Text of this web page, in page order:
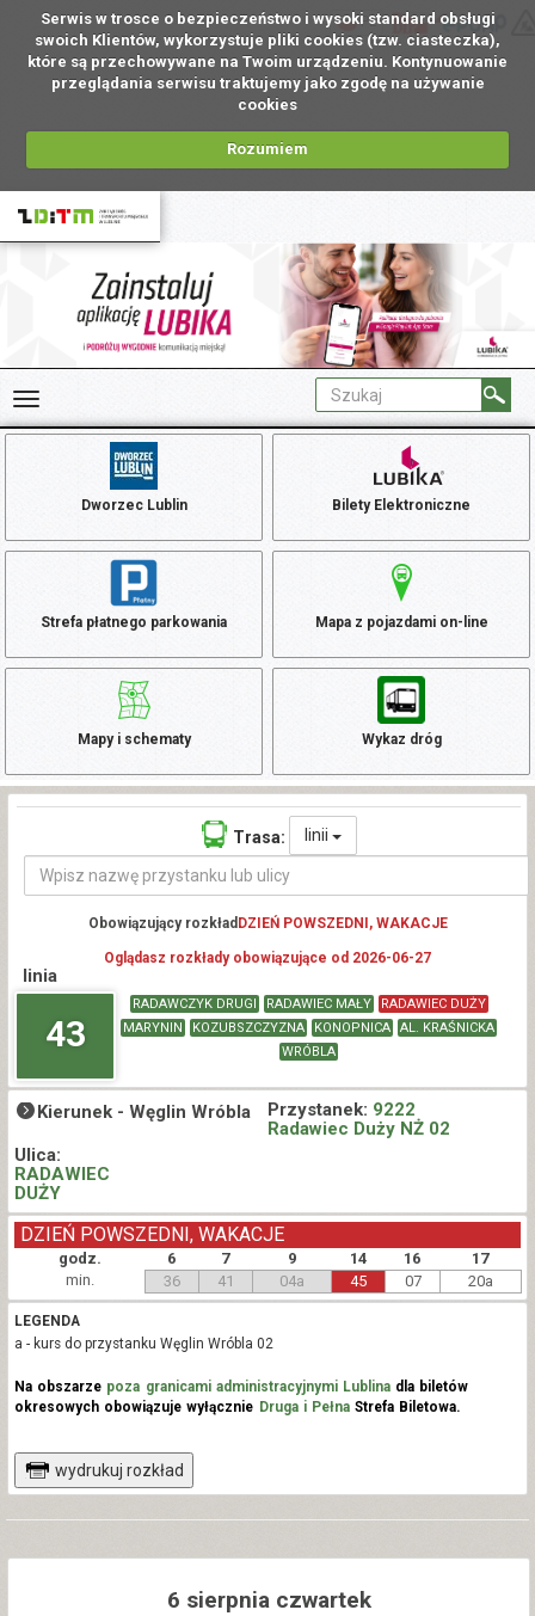
Serwis w trosce o bezpieczeństwo i wysoki standard obsługi
swoich Klientów, wykorzystuje pliki cookies (tzw. ciasteczka),
które są przechowywane na Twoim urządzeniu. Kontynuowanie
przeglądania serwisu traktujemy jako zgodę na używanie
cookies
Rozumiem
PL
Dworzec Lublin Bilety Elektroniczne
Strefa płatnego parkowania Mapa z pojazdami on-line
Mapy i schematy Wykaz dróg
Trasa: linii
Obowiązujący rozkład DZIEŃ POWSZEDNI, WAKACJE
Oglądasz rozkłady obowiązujące od 2026-06-27
linia
43
RADAWCZYK DRUGI RADAWIEC MAŁY
RADAWIEC DUŻY
MARYNIN
KOZUBSZCZYZNA KONOPNICA
AL. KRAŚNICKA
WRÓBLA
Kierunek - Węglin Wróbla Przystanek: 9222
Radawiec Duży NŻ 02
Ulica:
RADAWIEC
DUŻY
godz. 6 7 9 14 16 17
DZIEŃ POWSZEDNI, WAKACJE
min. 36 41 04a 45 07 20a
LEGENDA
a - kurs do przystanku Węglin Wróbla 02
Na obszarze poza granicami administracyjnymi Lublinadla biletów
okresowych obowiązuje wyłącznie Druga i PełnaStrefa Biletowa.
wydrukuj rozkład
6 sierpnia czwartek